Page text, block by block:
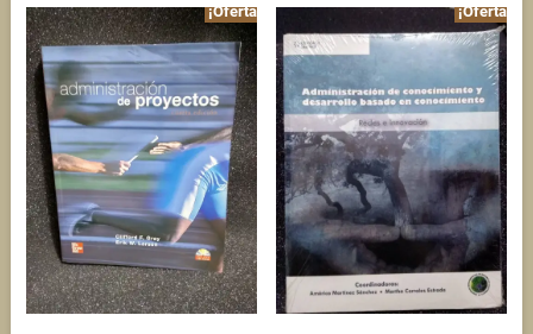
¡Oferta! ¡Oferta!